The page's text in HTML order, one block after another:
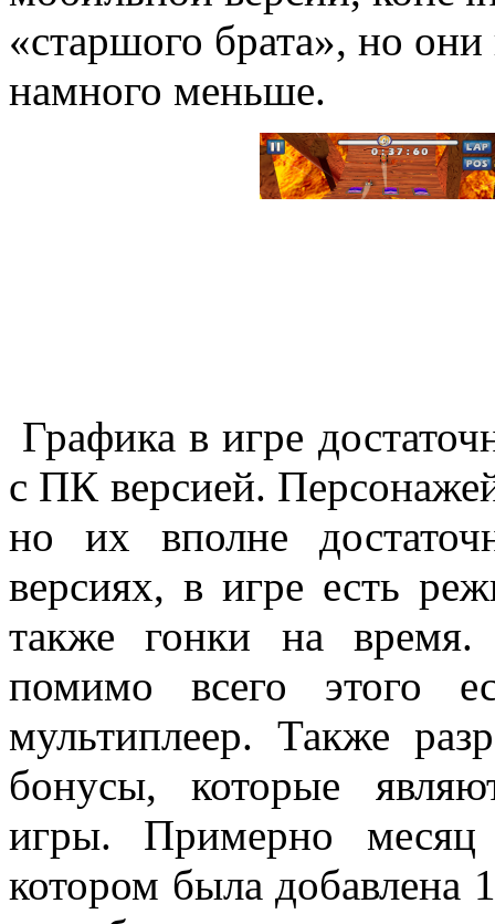
«старшого брата», но
намного меньше.
Графика в игре
с ПК версией.
но их вполне
версиях, в игре есть
также гонки на
помимо всего этого
мультиплеер. Также
бонусы, которые
игры. Примерно
котором была добавлена